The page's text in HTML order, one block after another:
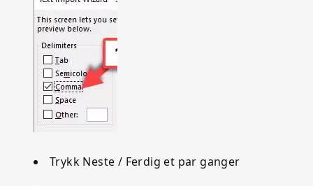
Trykk Neste / Ferdig et par ganger